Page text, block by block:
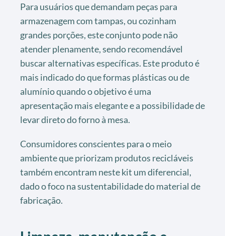
Para usuários que demandam peças para
armazenagem com tampas, ou cozinham
grandes porções, este conjunto pode não
atender plenamente, sendo recomendável
buscar alternativas específicas. Este produto é
mais indicado do que formas plásticas ou de
alumínio quando o objetivo é uma
apresentação mais elegante e a possibilidade de
levar direto do forno à mesa.
Consumidores conscientes para o meio
ambiente que priorizam produtos recicláveis
também encontram neste kit um diferencial,
dado o foco na sustentabilidade do material de
fabricação.